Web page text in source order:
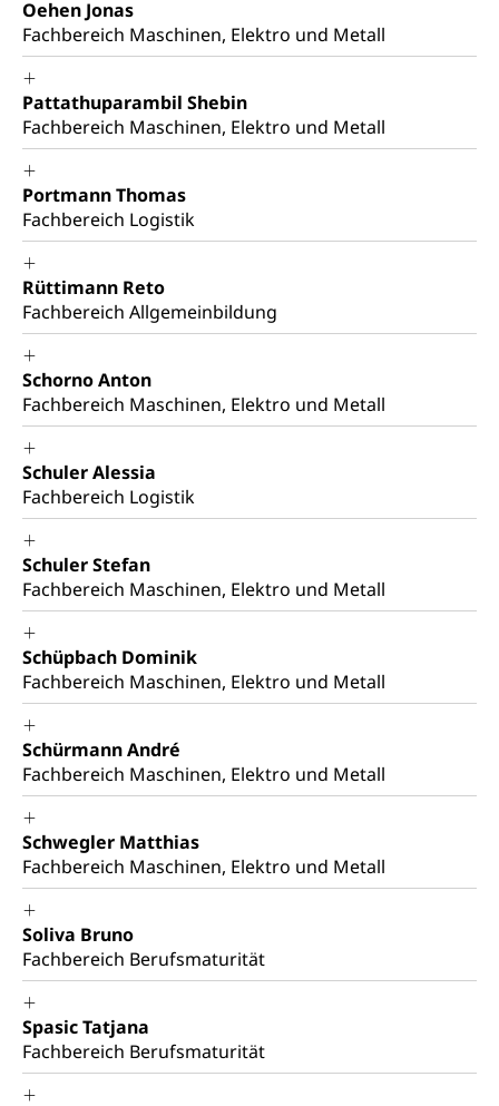
Oehen Jonas
Fachbereich Maschinen, Elektro und Metall
Pattathuparambil Shebin
Fachbereich Maschinen, Elektro und Metall
Portmann Thomas
Fachbereich Logistik
Rüttimann Reto
Fachbereich Allgemeinbildung
Schorno Anton
Fachbereich Maschinen, Elektro und Metall
Schuler Alessia
Fachbereich Logistik
Schuler Stefan
Fachbereich Maschinen, Elektro und Metall
Schüpbach Dominik
Fachbereich Maschinen, Elektro und Metall
Schürmann André
Fachbereich Maschinen, Elektro und Metall
Schwegler Matthias
Fachbereich Maschinen, Elektro und Metall
Soliva Bruno
Fachbereich Berufsmaturität
Spasic Tatjana
Fachbereich Berufsmaturität